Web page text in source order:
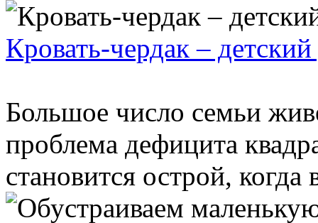
Кровать-чердак –
Большое число семьи
проблема дефицита
становится острой,